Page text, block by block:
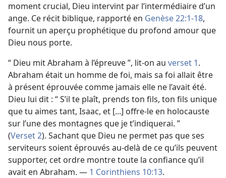
moment crucial, Dieu intervint par l’intermédiaire d’un
ange. Ce récit biblique, rapporté en Genèse 22:1-18,
fournit un aperçu prophétique du profond amour que
Dieu nous porte.
“ Dieu mit Abraham à l’épreuve ”, lit-​on au verset 1.
Abraham était un homme de foi, mais sa foi allait être
à présent éprouvée comme jamais elle ne l’avait été.
Dieu lui dit : “ S’il te plaît, prends ton fils, ton fils unique
que tu aimes tant, Isaac, et [...] offre-​le en holocauste
sur l’une des montagnes que je t’indiquerai. ”
(Verset 2). Sachant que Dieu ne permet pas que ses
serviteurs soient éprouvés au-delà de ce qu’ils peuvent
supporter, cet ordre montre toute la confiance qu’il
avait en Abraham. — 1 Corinthiens 10:13.